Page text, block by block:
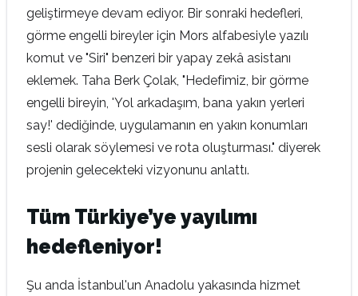
geliştirmeye devam ediyor. Bir sonraki hedefleri,
görme engelli bireyler için Mors alfabesiyle yazılı
komut ve "Siri" benzeri bir yapay zekâ asistanı
eklemek. Taha Berk Çolak, "Hedefimiz, bir görme
engelli bireyin, 'Yol arkadaşım, bana yakın yerleri
say!' dediğinde, uygulamanın en yakın konumları
sesli olarak söylemesi ve rota oluşturması." diyerek
projenin gelecekteki vizyonunu anlattı.
Tüm Türkiye’ye yayılımı
hedefleniyor!
Şu anda İstanbul'un Anadolu yakasında hizmet